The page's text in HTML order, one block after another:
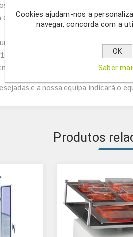
disponíveis:
20 ciclos/min) ou variável (1 a 99
2 mL, 5/7 mL, 10/15 mL e 50 mL.
sequências de rotação, balanço,
e a nossa equipa indicará o
Produtos
Cookies ajudam-nos a
navegar, concorda com a
OK
Saber